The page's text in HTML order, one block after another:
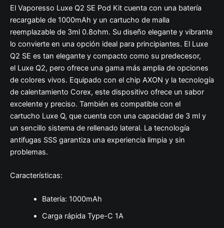
El Vaporesso Luxe Q2 SE Pod Kit cuenta con una batería
recargable de 1000mAh y un cartucho de malla
reemplazable de 3ml 0.8ohm. Su diseño elegante y vibrante
lo convierte en una opción ideal para principiantes. El Luxe
Q2 SE es tan elegante y compacto como su predecesor,
el Luxe Q2, pero ofrece una gama más amplia de opciones
de colores vivos. Equipado con el chip AXON y la tecnología
de calentamiento Corex, este dispositivo ofrece un sabor
excelente y preciso. También es compatible con el
cartucho Luxe Q, que cuenta con una capacidad de 3 ml y
un sencillo sistema de rellenado lateral. La tecnología
antifugas SSS garantiza una experiencia limpia y sin
problemas.
Características:
Batería: 1000mAh
Carga rápida Type-C 1A